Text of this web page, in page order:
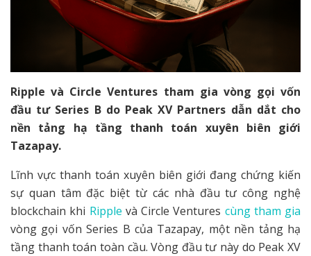
Ripple và Circle Ventures tham gia vòng gọi vốn
đầu tư Series B do Peak XV Partners dẫn dắt cho
nền tảng hạ tầng thanh toán xuyên biên giới
Tazapay.
Lĩnh vực thanh toán xuyên biên giới đang chứng kiến
sự quan tâm đặc biệt từ các nhà đầu tư công nghệ
blockchain khi Ripple và Circle Ventures cùng tham gia
vòng gọi vốn Series B của Tazapay, một nền tảng hạ
tầng thanh toán toàn cầu. Vòng đầu tư này do Peak XV